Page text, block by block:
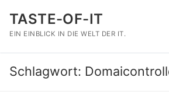
Inhalt
springen
TASTE-OF-IT
EIN EINBLICK IN DIE WELT DER IT.
Suchen nach:
Schlagwort: